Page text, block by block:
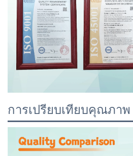
การเปรียบเทียบคุณภาพ